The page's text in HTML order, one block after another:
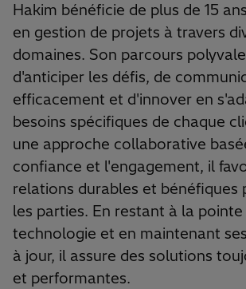
Hakim bénéficie de plus de 15
en gestion de projets à travers
domaines. Son parcours
d'anticiper les défis, de
efficacement et d'innover en
besoins spécifiques de chaque
une approche collaborative
confiance et l'engagement, il
relations durables et bénéfiques
les parties. En restant à la pointe
technologie et en maintenant
à jour, il assure des solutions
et performantes.